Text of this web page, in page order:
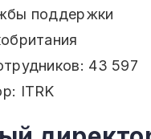
поддержки
43 597
ITRK